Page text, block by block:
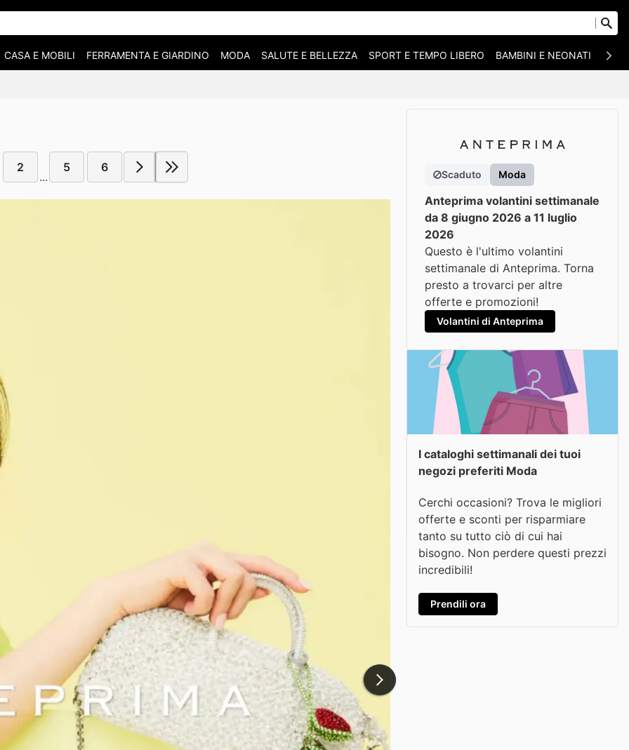
CASA E MOBILI FERRAMENTA E GIARDINO MODA SALUTE E BELLEZZA SPORT E TEMPO LIBERO BAMBINI E NEONATI
2
...
5 6
Scaduto Moda
Anteprima volantini settimanale
da 8 giugno 2026 a 11 luglio
2026
Questo è l'ultimo volantini
settimanale di Anteprima. Torna
presto a trovarci per altre
offerte e promozioni!
Volantini di Anteprima
I cataloghi settimanali dei tuoi
negozi preferiti Moda
Cerchi occasioni? Trova le migliori
offerte e sconti per risparmiare
tanto su tutto ciò di cui hai
bisogno. Non perdere questi prezzi
incredibili!
Prendili ora